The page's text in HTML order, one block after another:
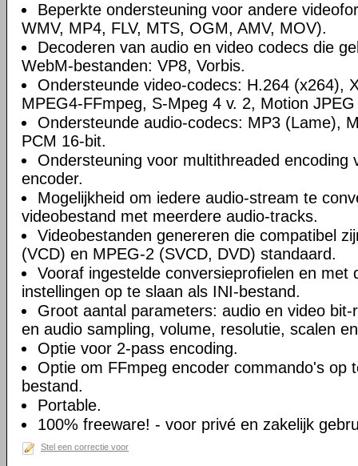
Beperkte ondersteuning voor andere
WMV, MP4, FLV, MTS, OGM, AMV, MOV).
Decoderen van audio en video codecs die
WebM-bestanden: VP8, Vorbis.
Ondersteunde video-codecs: H.264 (x264),
MPEG4-FFmpeg, S-Mpeg 4 v. 2, Motion
Ondersteunde audio-codecs: MP3 (Lame),
PCM 16-bit.
Ondersteuning voor multithreaded encoding
encoder.
Mogelijkheid om iedere audio-stream te
videobestand met meerdere audio-tracks.
Videobestanden genereren die compatibel
(VCD) en MPEG-2 (SVCD, DVD) standaard.
Vooraf ingestelde conversieprofielen en met
instellingen op te slaan als INI-bestand.
Groot aantal parameters: audio en video
en audio sampling, volume, resolutie, scalen
Optie voor 2-pass encoding.
Optie om FFmpeg encoder commando's op
bestand.
Portable.
100% freeware! - voor privé en zakelijk
Stel een correctie voor